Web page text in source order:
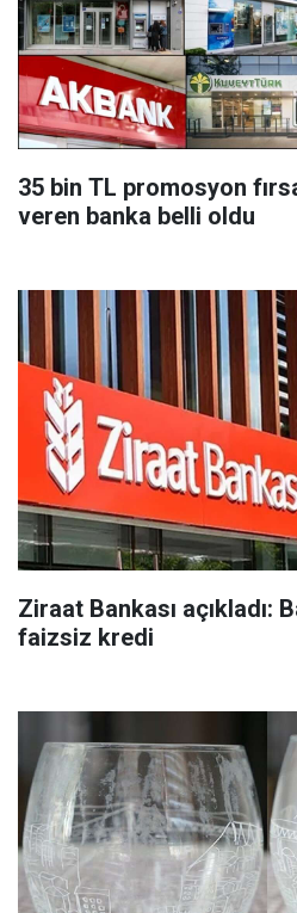
35 bin TL promosyon
veren banka belli oldu
Ziraat Bankası açıkladı:
faizsiz kredi